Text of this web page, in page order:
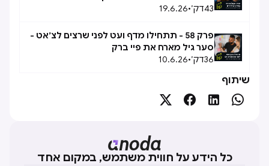
43דק׳•
19.6.26
פרק 58 - תתחילו מדף ועט לפני שרצים לצ׳אט -
סער גיל מארח את פיי ברק
36דק׳•
10.6.26
שיתוף




כל הידע על חווית משתמש, במקום אחד